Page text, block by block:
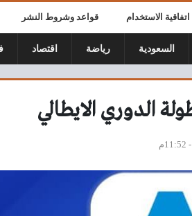
اتفاقية الاستخدام قواعد وشروط النشر
السعودية رياضة اقتصاد